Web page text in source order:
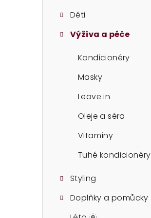
Děti
Výživa a péče
Kondicionéry
Masky
Leave in
Oleje a séra
Vitamíny
Tuhé kondicionéry
Styling
Doplňky a pomůcky